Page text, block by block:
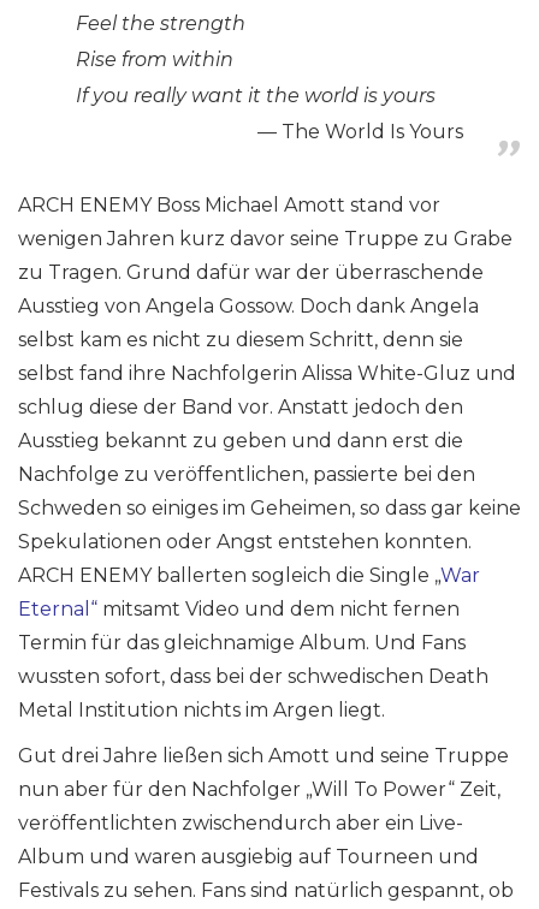
Feel the strength
Rise from within
If you really want it the world is yours
The World Is Yours
ARCH ENEMY Boss Michael Amott stand vor
wenigen Jahren kurz davor seine Truppe zu Grabe
zu Tragen. Grund dafür war der überraschende
Ausstieg von Angela Gossow. Doch dank Angela
selbst kam es nicht zu diesem Schritt, denn sie
selbst fand ihre Nachfolgerin Alissa White-Gluz und
schlug diese der Band vor. Anstatt jedoch den
Ausstieg bekannt zu geben und dann erst die
Nachfolge zu veröffentlichen, passierte bei den
Schweden so einiges im Geheimen, so dass gar keine
Spekulationen oder Angst entstehen konnten.
ARCH ENEMY ballerten sogleich die Single „War
Eternal“ mitsamt Video und dem nicht fernen
Termin für das gleichnamige Album. Und Fans
wussten sofort, dass bei der schwedischen Death
Metal Institution nichts im Argen liegt.
Gut drei Jahre ließen sich Amott und seine Truppe
nun aber für den Nachfolger „Will To Power“ Zeit,
veröffentlichten zwischendurch aber ein Live-
Album und waren ausgiebig auf Tourneen und
Festivals zu sehen. Fans sind natürlich gespannt, ob